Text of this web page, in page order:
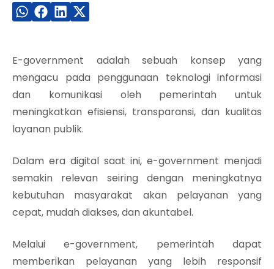
E-government adalah sebuah konsep yang
mengacu pada penggunaan teknologi informasi
dan komunikasi oleh pemerintah untuk
meningkatkan efisiensi, transparansi, dan kualitas
layanan publik.
Dalam era digital saat ini, e-government menjadi
semakin relevan seiring dengan meningkatnya
kebutuhan masyarakat akan pelayanan yang
cepat, mudah diakses, dan akuntabel.
Melalui e-government, pemerintah dapat
memberikan pelayanan yang lebih responsif